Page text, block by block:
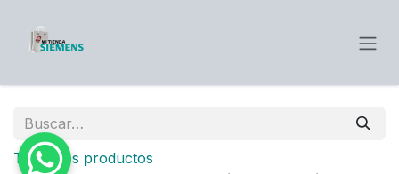
Todos los productos